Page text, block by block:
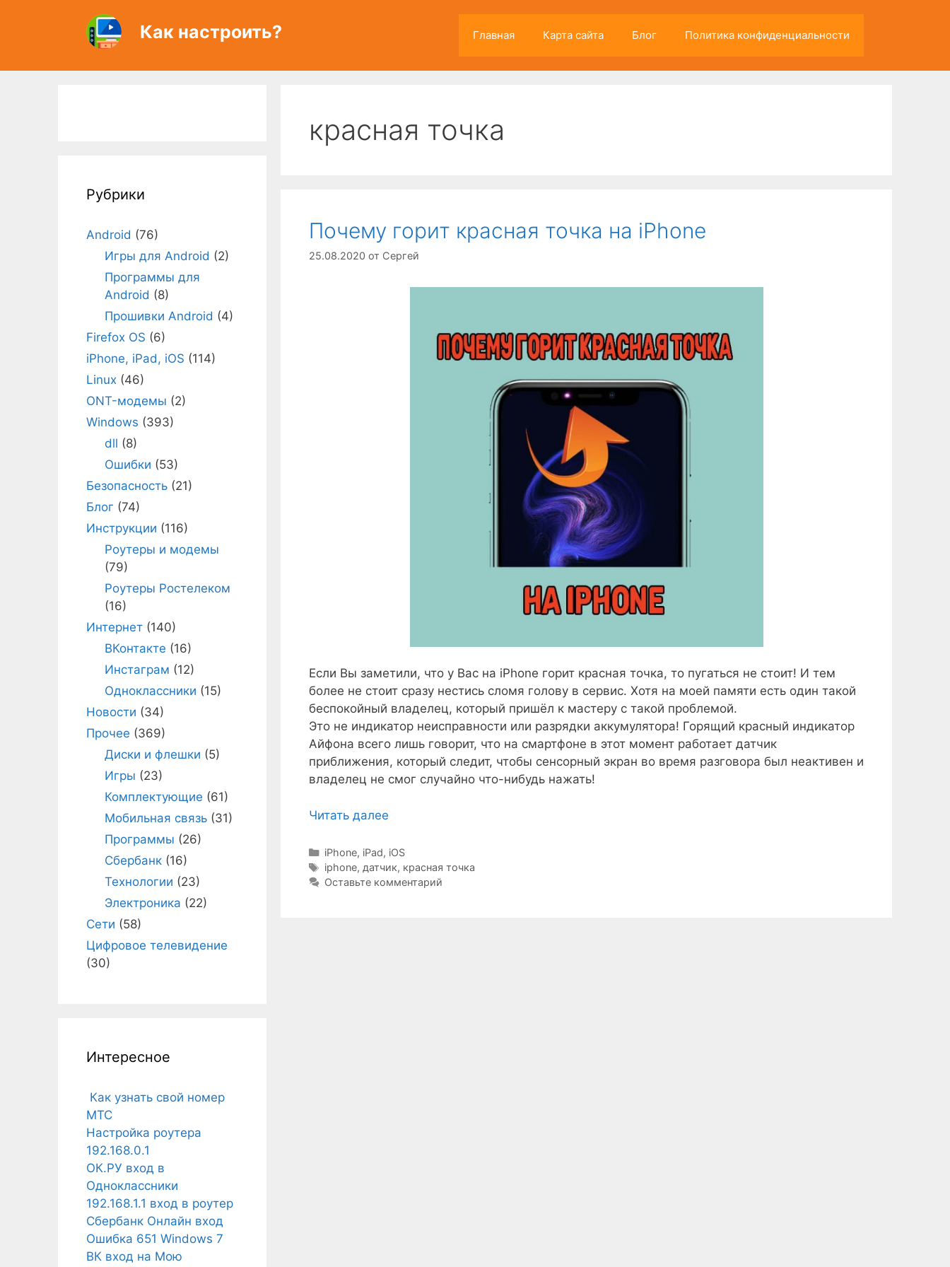
Как настроить? Главная Карта сайта Блог Политика конфиденциальности
красная точка
Почему горит красная точка на iPhone
25.08.2020 от Сергей
Если Вы заметили, что у Вас на iPhone горит красная точка, то пугаться не стоит! И тем
более не стоит сразу нестись сломя голову в сервис. Хотя на моей памяти есть один такой
беспокойный владелец, который пришёл к мастеру с такой проблемой.
Это не индикатор неисправности или разрядки аккумулятора! Горящий красный индикатор
Айфона всего лишь говорит, что на смартфоне в этот момент работает датчик
приближения, который следит, чтобы сенсорный экран во время разговора был неактивен и
владелец не смог случайно что-нибудь нажать!
Читать далее
Рубрики
iPhone, iPad, iOS
Метки
iphone, датчик, красная точка
Оставьте комментарий
Рубрики
Android (76)
Игры для Android (2)
Программы для
Android (8)
Прошивки Android (4)
Firefox OS (6)
iPhone, iPad, iOS (114)
Linux (46)
ONT-модемы (2)
Windows (393)
dll (8)
Ошибки (53)
Безопасность (21)
Блог (74)
Инструкции (116)
Роутеры и модемы
(79)
Роутеры Ростелеком
(16)
Интернет (140)
ВКонтакте (16)
Инстаграм (12)
Одноклассники (15)
Новости (34)
Прочее (369)
Диски и флешки (5)
Игры (23)
Комплектующие (61)
Мобильная связь(31)
Программы (26)
Сбербанк(16)
Технологии (23)
Электроника (22)
Сети (58)
Цифровое телевидение
(30)
Интересное
Как узнать свой номер
МТС
Настройка роутера
192.168.0.1
ОК.РУ вход в
Одноклассники
192.168.1.1 вход в роутер
Сбербанк Онлайн вход
Ошибка 651 Windows 7
ВК вход на Мою